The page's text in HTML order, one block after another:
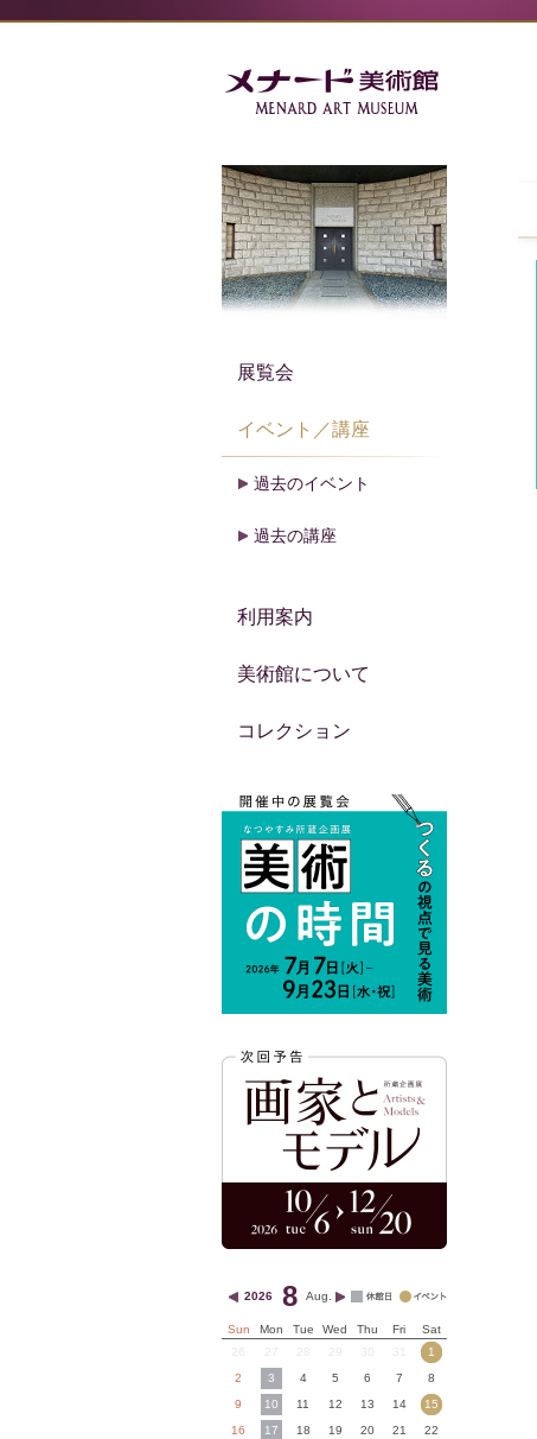
展覧会
イベント／講座
過去のイベント
過去の講座
利用案内
美術館について
コレクション
2026 8 Aug.
Sun Mon Tue Wed Thu Fri
Sat
27 29 30 31
1
2
3 4 5 6 7
8
9
10 11 12 13 14
15
16
17 18 19 20 21
22